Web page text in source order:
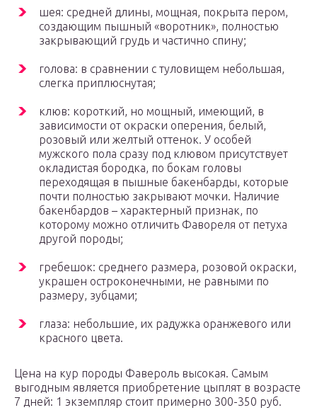
шея: средней длины, мощная, покрыта пером,
создающим пышный «воротник», полностью
закрывающий грудь и частично спину;
голова: в сравнении с туловищем небольшая,
слегка приплюснутая;
клюв: короткий, но мощный, имеющий, в
зависимости от окраски оперения, белый,
розовый или желтый оттенок. У особей
мужского пола сразу под клювом присутствует
окладистая бородка, по бокам головы
переходящая в пышные бакенбарды, которые
почти полностью закрывают мочки. Наличие
бакенбардов – характерный признак, по
которому можно отличить Фавореля от петуха
другой породы;
гребешок: среднего размера, розовой окраски,
украшен остроконечными, не равными по
размеру, зубцами;
глаза: небольшие, их радужка оранжевого или
красного цвета.
Цена на кур породы Фавероль высокая. Самым
выгодным является приобретение цыплят в возрасте
7 дней: 1 экземпляр стоит примерно 300-350 руб.